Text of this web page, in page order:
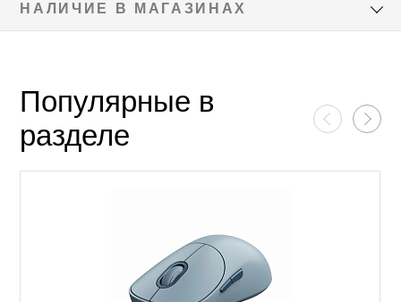
НАЛИЧИЕ В МАГАЗИНАХ
Популярные в
разделе